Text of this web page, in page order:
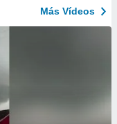
Más Vídeos